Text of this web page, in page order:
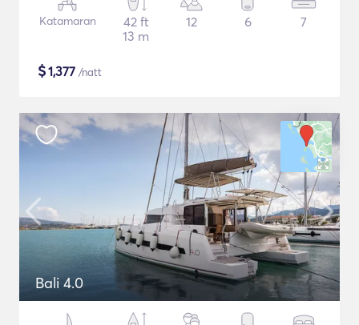
Katamaran
42 ft
13 m
12 6 7
$1,377 /natt
Bali 4.0